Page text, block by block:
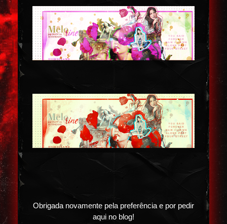
Obrigada novamente pela preferência e por pedir
aqui no blog!